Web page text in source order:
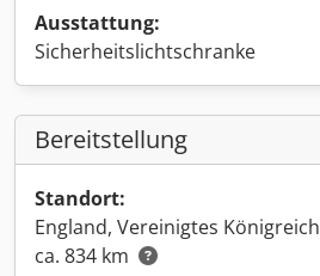
Ausstattung:
Sicherheitslichtschranke
Bereitstellung
Standort:
England, Vereinigtes Königreich
ca. 834 km